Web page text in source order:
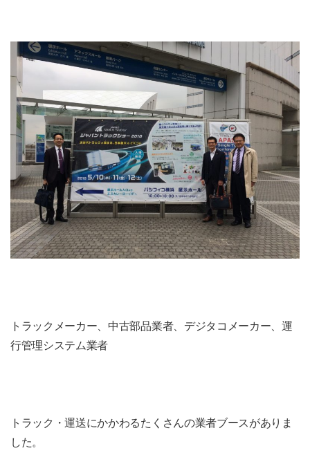
トラックメーカー、中古部品業者、デジタコメーカー、運
行管理システム業者
トラック・運送にかかわるたくさんの業者ブースがありま
した。